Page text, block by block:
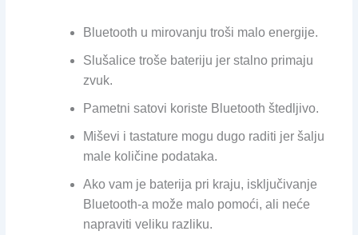
Bluetooth u mirovanju troši malo energije.
Slušalice troše bateriju jer stalno primaju
zvuk.
Pametni satovi koriste Bluetooth štedljivo.
Miševi i tastature mogu dugo raditi jer šalju
male količine podataka.
Ako vam je baterija pri kraju, isključivanje
Bluetooth-a može malo pomoći, ali neće
napraviti veliku razliku.